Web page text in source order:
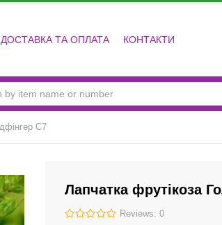
ДОСТАВКА ТА ОПЛАТА КОНТАКТИ
С7
Лапчатка фрутікоза
Reviews: 0